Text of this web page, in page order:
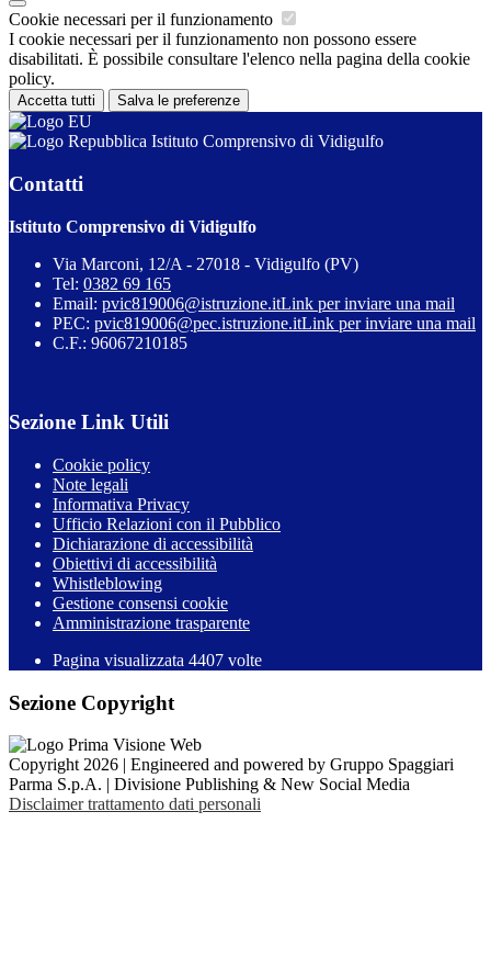
Cookie necessari per il funzionamento
I cookie necessari per il funzionamento non possono essere
disabilitati. È possibile consultare l'elenco nella pagina della cookie
policy.
Accetta tutti Salva le preferenze
Istituto Comprensivo di Vidigulfo
Contatti
Istituto Comprensivo di Vidigulfo
Via Marconi, 12/A - 27018 - Vidigulfo (PV)
Tel: 0382 69 165
Email: pvic819006@istruzione.itLink per inviare una mail
PEC: pvic819006@pec.istruzione.itLink per inviare una mail
C.F.: 96067210185
Sezione Link Utili
Cookie policy
Note legali
Informativa Privacy
Ufficio Relazioni con il Pubblico
Dichiarazione di accessibilità
Obiettivi di accessibilità
Whistleblowing
Gestione consensi cookie
Amministrazione trasparente
Pagina visualizzata 4407 volte
Sezione Copyright
Copyright 2026 | Engineered and powered by Gruppo Spaggiari
Parma S.p.A. | Divisione Publishing & New Social Media
Disclaimer trattamento dati personali